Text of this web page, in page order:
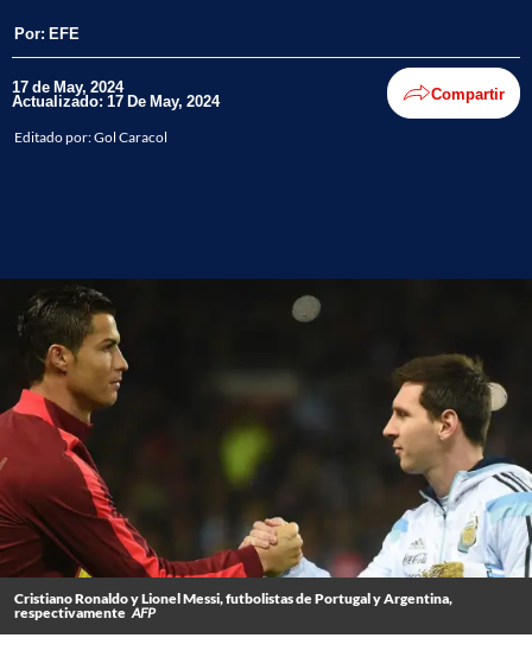
Por: EFE
17 de May, 2024
Actualizado: 17 De May, 2024 Compartir
Editado por:Gol Caracol
Cristiano Ronaldo y Lionel Messi, futbolistas de Portugal y Argentina,
respectivamente AFP